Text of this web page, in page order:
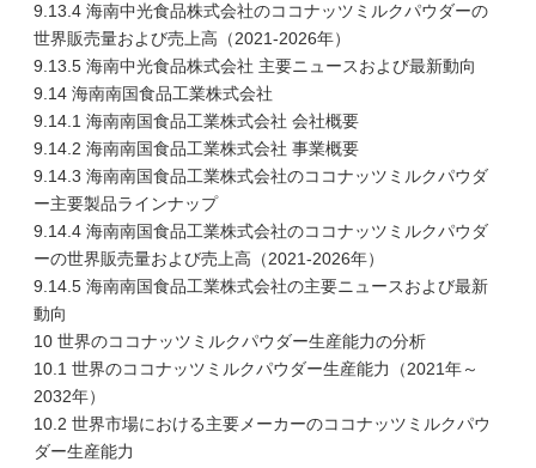
9.13.4 海南中光食品株式会社のココナッツミルクパウダーの
世界販売量および売上高（2021-2026年）
9.13.5 海南中光食品株式会社 主要ニュースおよび最新動向
9.14 海南南国食品工業株式会社
9.14.1 海南南国食品工業株式会社 会社概要
9.14.2 海南南国食品工業株式会社 事業概要
9.14.3 海南南国食品工業株式会社のココナッツミルクパウダ
ー主要製品ラインナップ
9.14.4 海南南国食品工業株式会社のココナッツミルクパウダ
ーの世界販売量および売上高（2021-2026年）
9.14.5 海南南国食品工業株式会社の主要ニュースおよび最新
動向
10 世界のココナッツミルクパウダー生産能力の分析
10.1 世界のココナッツミルクパウダー生産能力（2021年～
2032年）
10.2 世界市場における主要メーカーのココナッツミルクパウ
ダー生産能力